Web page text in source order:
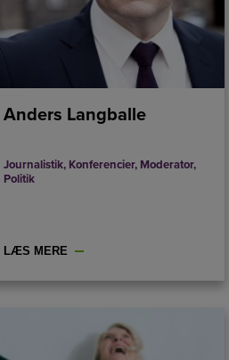
Anders Langballe
Journalistik, Konferencier, Moderator,
Politik
LÆS MERE